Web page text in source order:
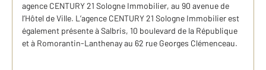
agence CENTURY 21 Sologne Immobilier, au 90 avenue de
l’Hôtel de Ville. L’agence CENTURY 21 Sologne Immobilier est
également présente à Salbris, 10 boulevard de la République
et à Romorantin-Lanthenay au 62 rue Georges Clémenceau.